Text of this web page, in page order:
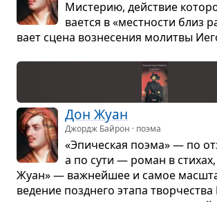
Мисте­рию, действие
ва­ется в «мест­но­сти близ
вает сцена воз­не­се­ния молитвы
Дон Жуан
Джордж Байрон · поэма
«Эпи­че­ская поэма» — по
а по сути — роман в
Жуан» — важ­нейшее и самое
ве­де­ние позд­него этапа